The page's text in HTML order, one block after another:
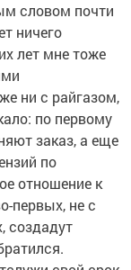
словом почти
ничего
лет мне тоже
ни с райгазом,
по первому
заказ, а еще
по
отношение к
первых, не с
создадут